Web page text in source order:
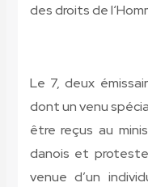
des droits de
Le 7, deux
dont un venu
être reçus au
danois et
venue d’un